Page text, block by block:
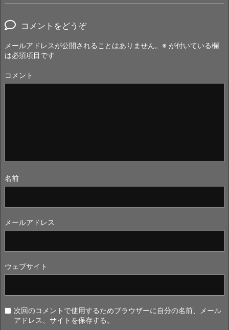
コメントをどうぞ
メールアドレスが公開されることはありません。 ※ が付いている欄
は必須項目です
コメント
名前
メールアドレス
ウェブサイト
次回のコメントで使用するためブラウザーに自分の名前、メール
アドレス、サイトを保存する。